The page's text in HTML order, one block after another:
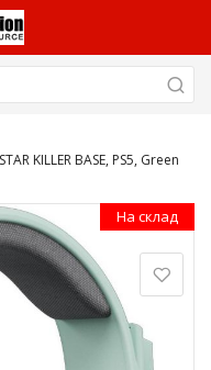
KILLER BASE, PS5, Green
На склад